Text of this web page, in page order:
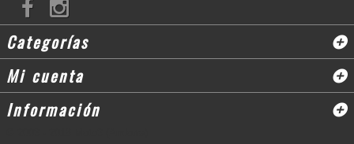
Categorías
Mi cuenta
Información